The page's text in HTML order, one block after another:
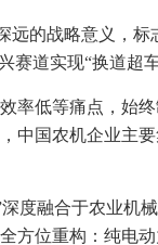
远的战略意义，标
道实现“换道超车
率低等痛点，始
中国农机企业主
度融合于农业机
方位重构：纯电